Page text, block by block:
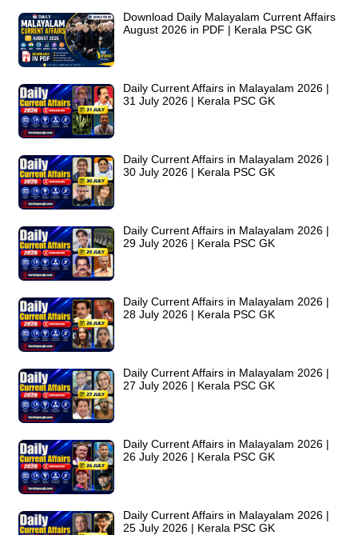
Download Daily Malayalam Current Affairs
August 2026 in PDF | Kerala PSC GK
Daily Current Affairs in Malayalam 2026 |
31 July 2026 | Kerala PSC GK
Daily Current Affairs in Malayalam 2026 |
30 July 2026 | Kerala PSC GK
Daily Current Affairs in Malayalam 2026 |
29 July 2026 | Kerala PSC GK
Daily Current Affairs in Malayalam 2026 |
28 July 2026 | Kerala PSC GK
Daily Current Affairs in Malayalam 2026 |
27 July 2026 | Kerala PSC GK
Daily Current Affairs in Malayalam 2026 |
26 July 2026 | Kerala PSC GK
Daily Current Affairs in Malayalam 2026 |
25 July 2026 | Kerala PSC GK